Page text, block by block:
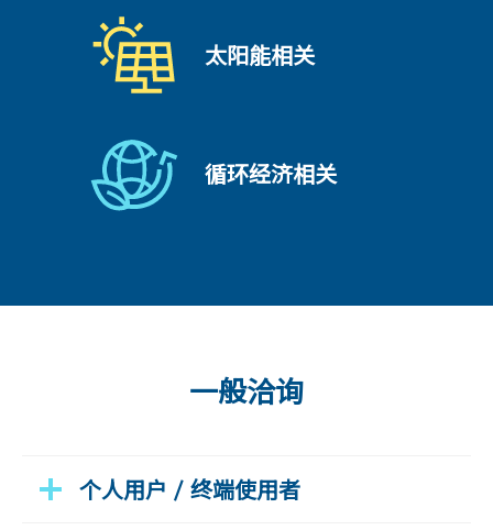
太阳能相关
循环经济相关
一般洽询
个人用户 / 终端使用者